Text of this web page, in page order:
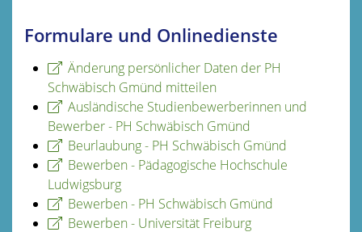
Formulare und Onlinedienste
Änderung persönlicher Daten der PH
Schwäbisch Gmünd mitteilen
Ausländische Studienbewerberinnen und
Bewerber - PH Schwäbisch Gmünd
Beurlaubung - PH Schwäbisch Gmünd
Bewerben - Pädagogische Hochschule
Ludwigsburg
Bewerben - PH Schwäbisch Gmünd
Bewerben - Universität Freiburg